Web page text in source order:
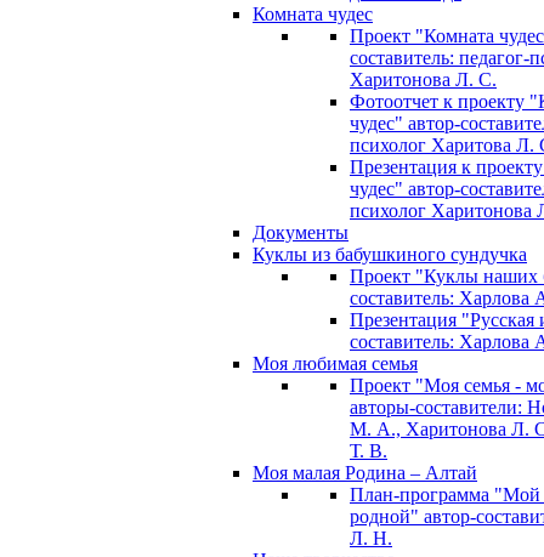
Комната чудес
Проект "Комната
составитель: педагог-
Харитонова Л. С.
Фотоотчет к проекту
чудес" автор-
психолог Харитова Л.
Презентация к
чудес" автор-
психолог Харитонова
Документы
Куклы из бабушкиного сундучка
Проект "Куклы наших
составитель:
Презентация "Русская
составитель:
Моя любимая семья
Проект "Моя семья -
авторы-составители:
М. А., Харитонова Л.
Т. В.
Моя малая Родина – Алтай
План-программа "Мой
родной" автор-
Л. Н.